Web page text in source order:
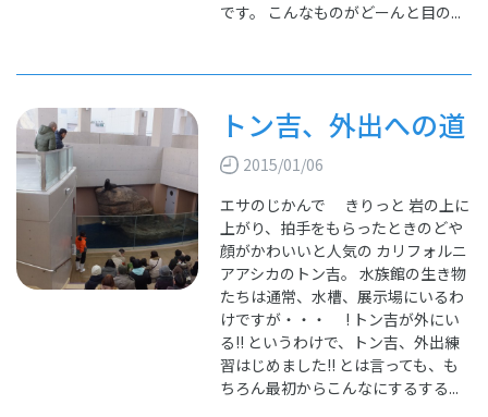
です。 こんなものがどーんと目の...
トン吉、外出への道
2015/01/06
エサのじかんで きりっと 岩の上に
上がり、拍手をもらったときのどや
顔がかわいいと人気の カリフォルニ
アアシカのトン吉。 水族館の生き物
たちは通常、水槽、展示場にいるわ
けですが・・・ ! トン吉が外にい
る!! というわけで、トン吉、外出練
習はじめました!! とは言っても、も
ちろん最初からこんなにするする...